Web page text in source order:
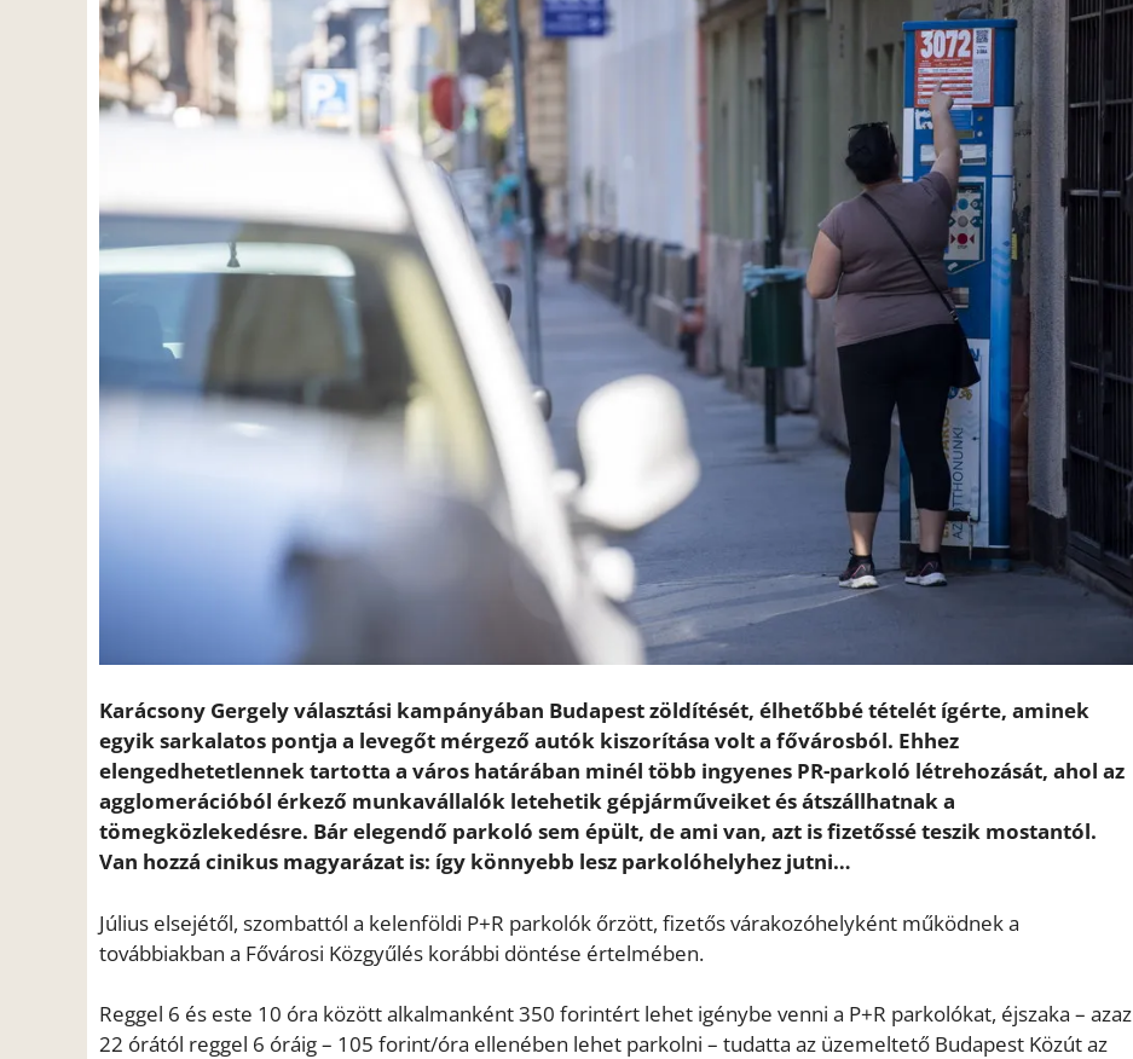
Karácsony Gergely választási kampányában Budapest zöldítését, élhetőbbé tételét ígérte, aminek
egyik sarkalatos pontja a levegőt mérgező autók kiszorítása volt a fővárosból. Ehhez
elengedhetetlennek tartotta a város határában minél több ingyenes PR-parkoló létrehozását, ahol az
agglomerációból érkező munkavállalók letehetik gépjárműveiket és átszállhatnak a
tömegközlekedésre. Bár elegendő parkoló sem épült, de ami van, azt is fizetőssé teszik mostantól.
Van hozzá cinikus magyarázat is: így könnyebb lesz parkolóhelyhez jutni…
Július elsejétől, szombattól a kelenföldi P+R parkolók őrzött, fizetős várakozóhelyként működnek a
továbbiakban a Fővárosi Közgyűlés korábbi döntése értelmében.
Reggel 6 és este 10 óra között alkalmanként 350 forintért lehet igénybe venni a P+R parkolókat, éjszaka – azaz
22 órától reggel 6 óráig – 105 forint/óra ellenében lehet parkolni – tudatta az üzemeltető Budapest Közút az